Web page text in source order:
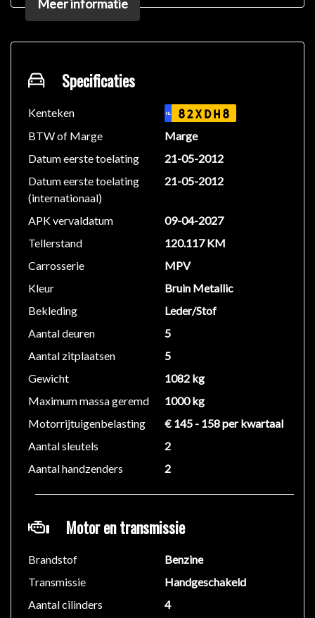
- Buitensp. electrisch verstelbaar/verwarmd
- Chroom delen exterieur
- Warmtewerend glas
Interieur:
- 12Volt aansluiting
- surround sound systeem
- Bluetooth
- Aluminium interieur afwerking
- Titangrijs interieurlijsten
- Buitentemperatuurmeter
- Easy pack systeem
- Extra getint glas achterruiten
Veiligheid:
- Bandenspanningscontrolesysteem
- Brake Assist System
- Isofix
- Anti doorslip Regeling
Overige:
- Comfort Pack Exterieur (Chroom delen exterieur)
- Climate control
Schitterende en zeer nette Note uit 2012 met slechts
verstelbaar leder stuur, 16 inch lichtmetalen velgen
voorzien van een mooie set volwaardige Hankook 4
Meer informatie
Specificaties
Kenteken NL 82XDH8
BTW of Marge
Marge
Datum eerste toelating
21-05-2012
Datum eerste toelating
(internationaal)
21-05-2012
APK vervaldatum
09-04-2027
Tellerstand
120.117 KM
Carrosserie
MPV
Kleur
Bruin Metallic
Bekleding
Leder/Stof
Aantal deuren
5
Aantal zitplaatsen
5
Gewicht
1082 kg
Maximum massa geremd
1000 kg
Motorrijtuigenbelasting
€ 145 - 158 per kwartaal
Aantal sleutels
2
Aantal handzenders
2
Motor en transmissie
Brandstof
Benzine
Transmissie
Handgeschakeld
Aantal cilinders
4